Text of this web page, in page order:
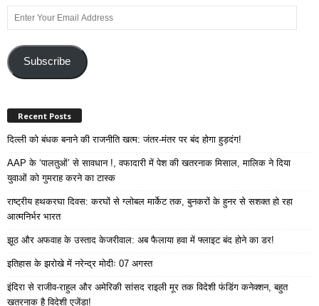
Enter
Your
AddressSubscribe
Recent Posts
दिल्ली को बंधक बनाने की राजनीति खत्म: जंतर-मंतर पर बंद होगा हुड़दंग!
AAP के ‘पालतुओं’ से सावधान !, वफादारी में पेश की खतरनाक मिसाल, मालिक ने दिया
युवाओं को गुमराह करने का टास्क
राष्ट्रीय हथकरघा दिवस: करघों से ग्लोबल मार्केट तक, बुनकरों के हुनर से सशक्त हो रहा
आत्मनिर्भर भारत
झूठ और अफवाह के उस्ताद केजरीवाल: अब फैलाया हवा में फ्लाइट बंद होने का डर!
इतिहास के झरोखे में नरेन्द्र मोदीः 07 अगस्त
इंदिरा से राजीव-राहुल और अमेरिकी सांसद राइली मूर तक विदेशी फंडिंग कनेक्शन, बहुत
खतरनाक है विदेशी एजेंडा!